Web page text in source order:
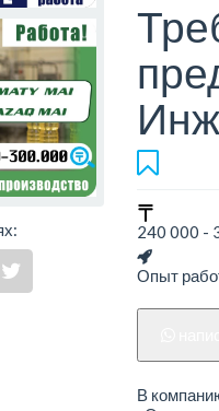
240 000 -
Опыт
В